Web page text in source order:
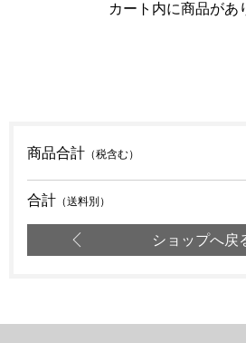
カート内に商品があ
商品合計 （税含む）
合計 （送料別）
ショップへ戻